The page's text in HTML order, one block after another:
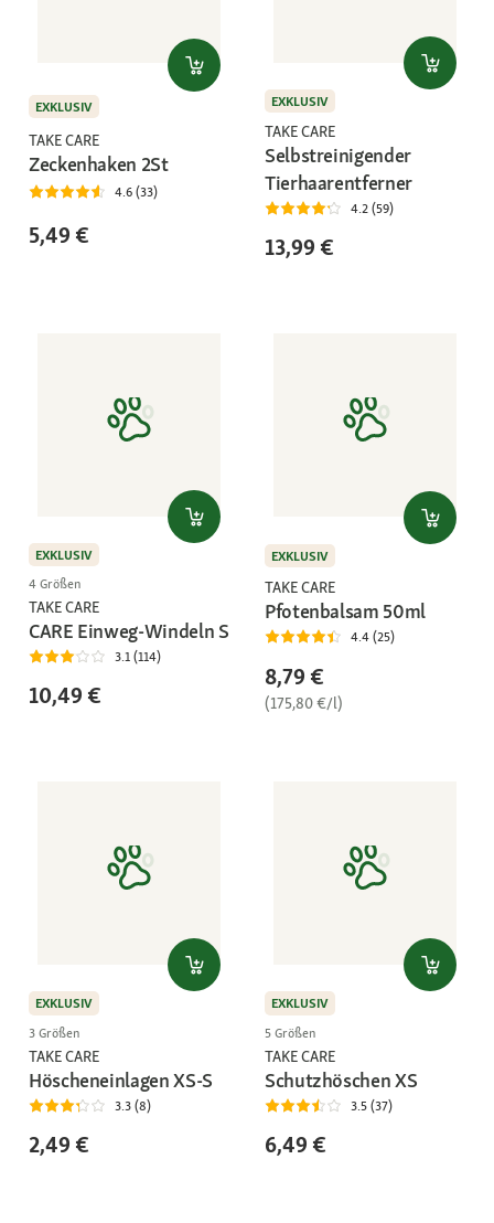
EXKLUSIV
TAKE CARE
Zeckenhaken 2St
4.6 (33)
5,49 €
EXKLUSIV
TAKE CARE
Selbstreinigender
Tierhaarentferner
4.2 (59)
13,99 €
EXKLUSIV
4 Größen
TAKE CARE
CARE Einweg-Windeln S
3.1 (114)
10,49 €
EXKLUSIV
TAKE CARE
Pfotenbalsam 50ml
4.4 (25)
8,79 €
(175,80 €/l)
EXKLUSIV
3 Größen
TAKE CARE
Höscheneinlagen XS-S
3.3 (8)
2,49 €
EXKLUSIV
5 Größen
TAKE CARE
Schutzhöschen XS
3.5 (37)
6,49 €